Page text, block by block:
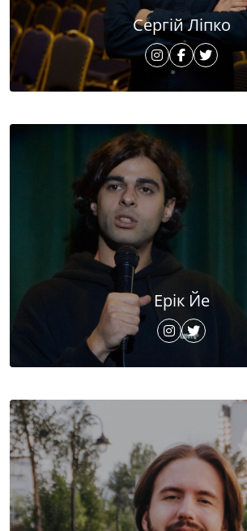
Сергій Ліпко
Ерік Йе